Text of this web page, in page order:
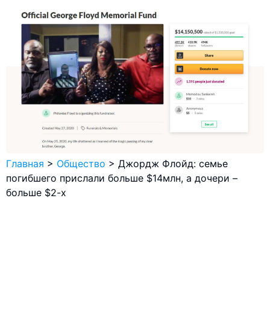
Главная > Общество > Джордж Флойд: семье
погибшего прислали больше $14млн, а дочери –
больше $2-х